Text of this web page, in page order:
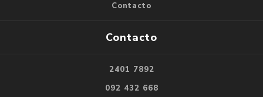
Contacto
Contacto
2401 7892
092 432 668